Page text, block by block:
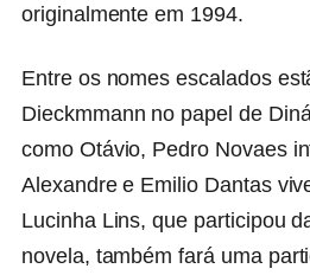
originalmente em 1994.
Entre os nomes escalados
Dieckmmann no papel de
como Otávio, Pedro Novaes
Alexandre e Emilio Dantas
Lucinha Lins, que participou
novela, também fará uma